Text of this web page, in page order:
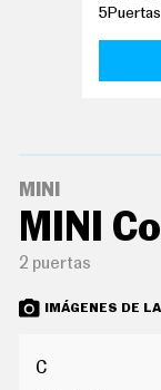
5Puertas
MINI
MINI
2 puertas
IMÁGENES DE
C